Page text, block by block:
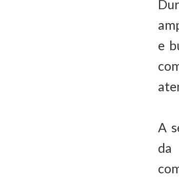
e
A
da